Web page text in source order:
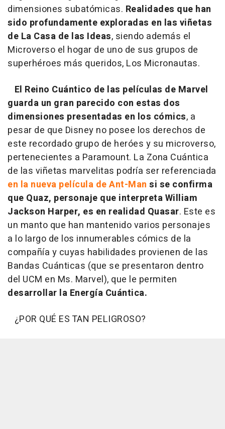
dimensiones subatómicas. Realidades que han
sido profundamente exploradas en las viñetas
de La Casa de las Ideas, siendo además el
Microverso el hogar de uno de sus grupos de
superhéroes más queridos, Los Micronautas.
El Reino Cuántico de las películas de Marvel
guarda un gran parecido con estas dos
dimensiones presentadas en los cómics, a
pesar de que Disney no posee los derechos de
este recordado grupo de heróes y su microverso,
pertenecientes a Paramount. La Zona Cuántica
de las viñetas marvelitas podría ser referenciada
en la nueva película de Ant-Man si se confirma
que Quaz, personaje que interpreta William
Jackson Harper, es en realidad Quasar. Este es
un manto que han mantenido varios personajes
a lo largo de los innumerables cómics de la
compañía y cuyas habilidades provienen de las
Bandas Cuánticas (que se presentaron dentro
del UCM en Ms. Marvel), que le permiten
desarrollar la Energía Cuántica.
¿POR QUÉ ES TAN PELIGROSO?